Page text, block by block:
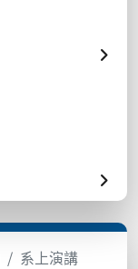
系上演講